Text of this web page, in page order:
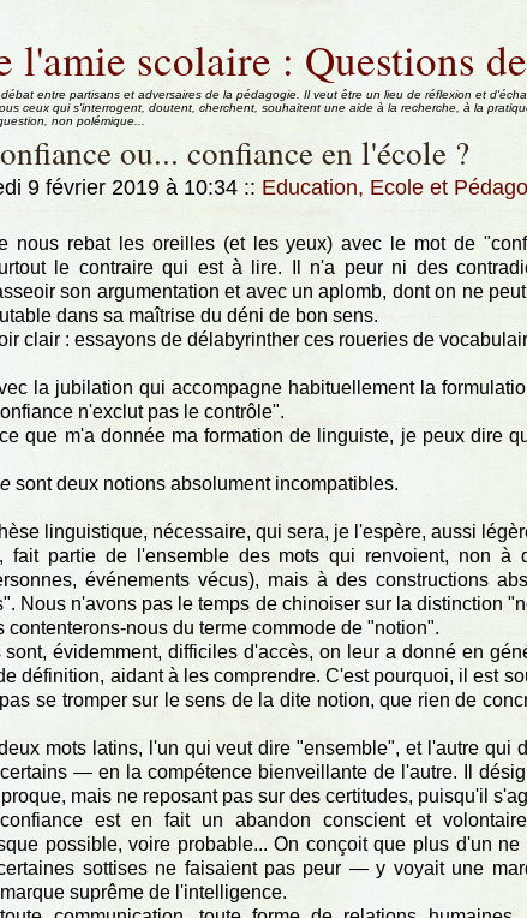
l'amie scolaire : Questions
entre partisans et adversaires de la pédagogie. Il veut être un lieu de réflexion et
ceux qui s'interrogent, doutent, cherchent, souhaitent une aide à la recherche, à la
non polémique...
ou... confiance en l'école ?
9 février 2019 à 10:34 :: Education, Ecole et
nous rebat les oreilles (et les yeux) avec le mot de
le contraire qui est à lire. Il n'a peur ni des
son argumentation et avec un aplomb, dont on ne
dans sa maîtrise du déni de bon sens.
clair : essayons de délabyrinther ces roueries de
la jubilation qui accompagne habituellement la
n'exclut pas le contrôle".
que m'a donnée ma formation de linguiste, je peux dire
sont deux notions absolument incompatibles.
linguistique, nécessaire, qui sera, je l'espère, aussi
fait partie de l'ensemble des mots qui renvoient, non à
événements vécus), mais à des constructions
Nous n'avons pas le temps de chinoiser sur la distinction
contenterons-nous du terme commode de "notion".
évidemment, difficiles d'accès, on leur a donné en
définition, aidant à les comprendre. C'est pourquoi, il est
se tromper sur le sens de la dite notion, que rien de
mots latins, l'un qui veut dire "ensemble", et l'autre qui
— en la compétence bienveillante de l'autre. Il
mais ne reposant pas sur des certitudes, puisqu'il
est en fait un abandon conscient et
possible, voire probable... On conçoit que plus d'un ne
sottises ne faisaient pas peur — y voyait une
suprême de l'intelligence.